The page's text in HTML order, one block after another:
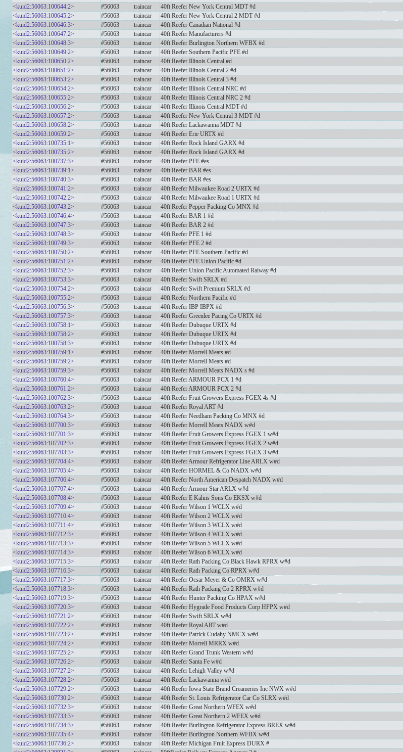
<kuid2:56063:100644:2>
#56063 traincar 40ft Reefer New York Central MDT #d
<kuid2:56063:100645:2>
#56063 traincar 40ft Reefer New York Central 2 MDT #d
<kuid2:56063:100646:3>
#56063 traincar 40ft Reefer Canadian National #d
<kuid2:56063:100647:2>
#56063 traincar 40ft Reefer Manufacturers #d
<kuid2:56063:100648:3>
#56063 traincar 40ft Reefer Burlington Northern WFBX #d
<kuid2:56063:100649:2>
#56063 traincar 40ft Reefer Southern Pacific PFE #d
<kuid2:56063:100650:2>
#56063 traincar 40ft Reefer Illinois Central #d
<kuid2:56063:100651:2>
#56063 traincar 40ft Reefer Illinois Central 2 #d
<kuid2:56063:100653:2>
#56063 traincar 40ft Reefer Illinois Central 3 #d
<kuid2:56063:100654:2>
#56063 traincar 40ft Reefer Illinois Central NRC #d
<kuid2:56063:100655:2>
#56063 traincar 40ft Reefer Illinois Central NRC 2 #d
<kuid2:56063:100656:2>
#56063 traincar 40ft Reefer Illinois Central MDT #d
<kuid2:56063:100657:2>
#56063 traincar 40ft Reefer New York Central 3 MDT #d
<kuid2:56063:100658:2>
#56063 traincar 40ft Reefer Lackawanna MDT #d
<kuid2:56063:100659:2>
#56063 traincar 40ft Reefer Erie URTX #d
<kuid2:56063:100735:1>
#56063 traincar 40ft Reefer Rock Island GARX #d
<kuid2:56063:100735:2>
#56063 traincar 40ft Reefer Rock Island GARX #d
<kuid2:56063:100737:3>
#56063 traincar 40ft Reefer PFE #es
<kuid2:56063:100739:1>
#56063 traincar 40ft Reefer BAR #es
<kuid2:56063:100740:3>
#56063 traincar 40ft Reefer BAR #es
<kuid2:56063:100741:2>
#56063 traincar 40ft Reefer Milwaukee Road 2 URTX #d
<kuid2:56063:100742:2>
#56063 traincar 40ft Reefer Milwaukee Road 1 URTX #d
<kuid2:56063:100743:2>
#56063 traincar 40ft Reefer Pepper Packing Co MNX #d
<kuid2:56063:100746:4>
#56063 traincar 40ft Reefer BAR 1 #d
<kuid2:56063:100747:3>
#56063 traincar 40ft Reefer BAR 2 #d
<kuid2:56063:100748:3>
#56063 traincar 40ft Reefer PFE 1 #d
<kuid2:56063:100749:3>
#56063 traincar 40ft Reefer PFE 2 #d
<kuid2:56063:100750:2>
#56063 traincar 40ft Reefer PFE Southern Pacific #d
<kuid2:56063:100751:2>
#56063 traincar 40ft Reefer PFE Union Pacific #d
<kuid2:56063:100752:3>
#56063 traincar 40ft Reefer Union Pacific Automated Raiway #d
<kuid2:56063:100753:3>
#56063 traincar 40ft Reefer Swift SRLX #d
<kuid2:56063:100754:2>
#56063 traincar 40ft Reefer Swift Premium SRLX #d
<kuid2:56063:100755:2>
#56063 traincar 40ft Reefer Northern Pacific #d
<kuid2:56063:100756:3>
#56063 traincar 40ft Reefer IBP IBPX #d
<kuid2:56063:100757:3>
#56063 traincar 40ft Reefer Greenlee Pacing Co URTX #d
<kuid2:56063:100758:1>
#56063 traincar 40ft Reefer Dubuque URTX #d
<kuid2:56063:100758:2>
#56063 traincar 40ft Reefer Dubuque URTX #d
<kuid2:56063:100758:3>
#56063 traincar 40ft Reefer Dubuque URTX #d
<kuid2:56063:100759:1>
#56063 traincar 40ft Reefer Morrell Meats #d
<kuid2:56063:100759:2>
#56063 traincar 40ft Reefer Morrell Meats #d
<kuid2:56063:100759:3>
#56063 traincar 40ft Reefer Morrell Meats NADX s #d
<kuid2:56063:100760:4>
#56063 traincar 40ft Reefer ARMOUR PCX 1 #d
<kuid2:56063:100761:2>
#56063 traincar 40ft Reefer ARMOUR PCX 2 #d
<kuid2:56063:100762:3>
#56063 traincar 40ft Reefer Fruit Growers Express FGEX 4s #d
<kuid2:56063:100763:2>
#56063 traincar 40ft Reefer Royal ART #d
<kuid2:56063:100764:3>
#56063 traincar 40ft Reefer Needham Packing Co MNX #d
<kuid2:56063:107700:3>
#56063 traincar 40ft Reefer Morrell Meats NADX w#d
<kuid2:56063:107701:3>
#56063 traincar 40ft Reefer Fruit Growers Express FGEX 1 w#d
<kuid2:56063:107702:3>
#56063 traincar 40ft Reefer Fruit Growers Express FGEX 2 w#d
<kuid2:56063:107703:3>
#56063 traincar 40ft Reefer Fruit Growers Express FGEX 3 w#d
<kuid2:56063:107704:4>
#56063 traincar 40ft Reefer Armour Refrigerator Line ARLX w#d
<kuid2:56063:107705:4>
#56063 traincar 40ft Reefer HORMEL & Co NADX w#d
<kuid2:56063:107706:4>
#56063 traincar 40ft Reefer North American Despatch NADX w#d
<kuid2:56063:107707:4>
#56063 traincar 40ft Reefer Armour Star ARLX w#d
<kuid2:56063:107708:4>
#56063 traincar 40ft Reefer E Kahns Sons Co EKSX w#d
<kuid2:56063:107709:4>
#56063 traincar 40ft Reefer Wilson 1 WCLX w#d
<kuid2:56063:107710:4>
#56063 traincar 40ft Reefer Wilson 2 WCLX w#d
<kuid2:56063:107711:4>
#56063 traincar 40ft Reefer Wilson 3 WCLX w#d
<kuid2:56063:107712:3>
#56063 traincar 40ft Reefer Wilson 4 WCLX w#d
<kuid2:56063:107713:3>
#56063 traincar 40ft Reefer Wilson 5 WCLX w#d
<kuid2:56063:107714:3>
#56063 traincar 40ft Reefer Wilson 6 WCLX w#d
<kuid2:56063:107715:3>
#56063 traincar 40ft Reefer Rath Packing Co Black Hawk RPRX w#d
<kuid2:56063:107716:3>
#56063 traincar 40ft Reefer Rath Packing Co RPRX w#d
<kuid2:56063:107717:3>
#56063 traincar 40ft Reefer Ocsar Meyer & Co OMRX w#d
<kuid2:56063:107718:3>
#56063 traincar 40ft Reefer Rath Packing Co 2 RPRX w#d
<kuid2:56063:107719:3>
#56063 traincar 40ft Reefer Hunter Packing Co HPAX w#d
<kuid2:56063:107720:3>
#56063 traincar 40ft Reefer Hygrade Food Products Corp HFPX w#d
<kuid2:56063:107721:2>
#56063 traincar 40ft Reefer Swift SRLX w#d
<kuid2:56063:107722:2>
#56063 traincar 40ft Reefer Royal ART w#d
<kuid2:56063:107723:2>
#56063 traincar 40ft Reefer Patrick Cudahy NMCX w#d
<kuid2:56063:107724:2>
#56063 traincar 40ft Reefer Morrell MRRX w#d
<kuid2:56063:107725:2>
#56063 traincar 40ft Reefer Grand Trunk Western w#d
<kuid2:56063:107726:2>
#56063 traincar 40ft Reefer Santa Fe w#d
<kuid2:56063:107727:2>
#56063 traincar 40ft Reefer Lehigh Valley w#d
<kuid2:56063:107728:2>
#56063 traincar 40ft Reefer Lackawanna w#d
<kuid2:56063:107729:2>
#56063 traincar 40ft Reefer Iowa State Brand Creameries Inc NWX w#d
<kuid2:56063:107730:2>
#56063 traincar 40ft Reefer St. Louis Refrigerator Car Co SLRX w#d
<kuid2:56063:107732:3>
#56063 traincar 40ft Reefer Great Northern WFEX w#d
<kuid2:56063:107733:3>
#56063 traincar 40ft Reefer Great Northern 2 WFEX w#d
<kuid2:56063:107734:3>
#56063 traincar 40ft Reefer Burlington Refrigerator Express BREX w#d
<kuid2:56063:107735:4>
#56063 traincar 40ft Reefer Burlington Northern WFBX w#d
<kuid2:56063:107736:2>
#56063 traincar 40ft Reefer Michigan Fruit Express DURX #